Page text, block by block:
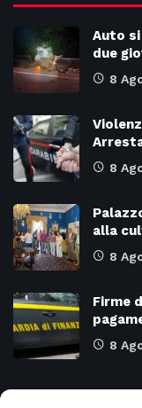
Auto
due
8
8
alla
8
Firme
8